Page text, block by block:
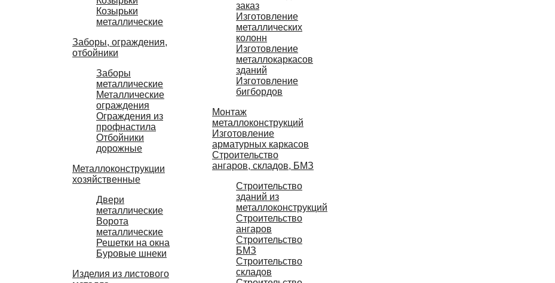
Козырьки
металлические
Заборы, ограждения,
отбойники
Заборы
металлические
Металлические
ограждения
Ограждения из
профнастила
Отбойники
дорожные
Металлоконструкции
хозяйственные
Двери
металлические
Ворота
металлические
Решетки на окна
Буровые шнеки
Изделия из листового
заказ
Изготовление
металлических
колонн
Изготовление
металлокаркасов
зданий
Изготовление
бигбордов
Монтаж
металлоконструкций
Изготовление
арматурных каркасов
Строительство
ангаров, складов, БМЗ
Строительство
зданий из
металлоконструкций
Строительство
ангаров
Строительство
БМЗ
Строительство
складов